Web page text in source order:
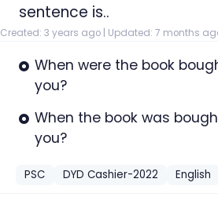
sentence is..
Created: 3 years ago | Updated: 7 months
When were the book
you?
When the book was
you?
PSC DYD Cashier-2022 English